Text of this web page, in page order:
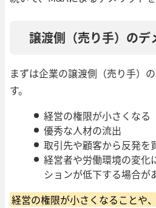
譲渡側（売り手）のデ
まずは企業の譲渡側（売り手）
す。
経営の権限が小さくなる
優秀な人材の流出
取引先や顧客から反発を
経営者や労働環境の変化
ションが低下する場合が
経営の権限が小さくなることや